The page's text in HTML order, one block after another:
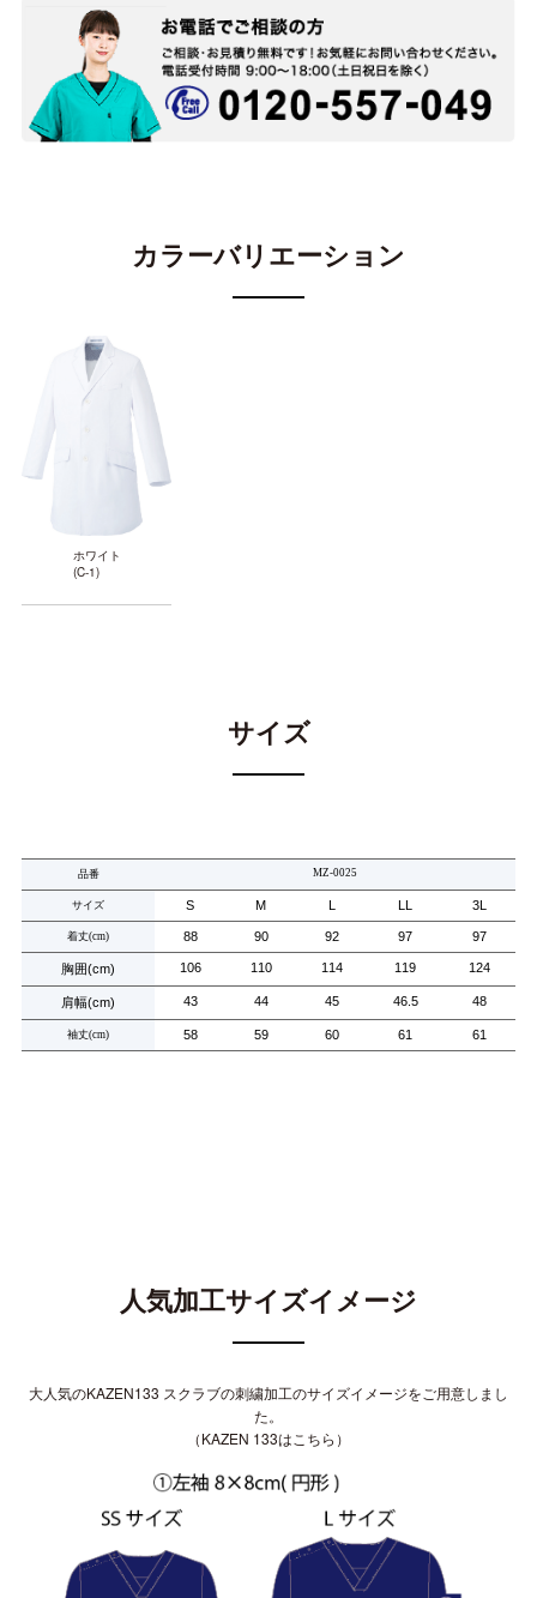
カラーバリエーション
ホワイト
(C-1)
サイズ
品番 MZ-0025
サイズ S M L LL 3L
着丈(cm) 88 90 92 97 97
胸囲(cm) 106 110 114 119 124
肩幅(cm) 43 44 45 46.5 48
袖丈(cm) 58 59 60 61 61
人気加工サイズイメージ
大人気のKAZEN133 スクラブの刺繍加工のサイズイメージをご用意しまし
た。
（KAZEN 133はこちら ）